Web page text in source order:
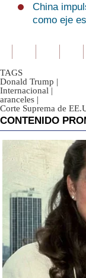
China
como eje
TAGS
Donald Trump |
Internacional |
aranceles |
Corte Suprema de